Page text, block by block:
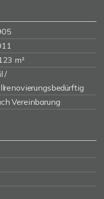
m²
/
Vereinbarung